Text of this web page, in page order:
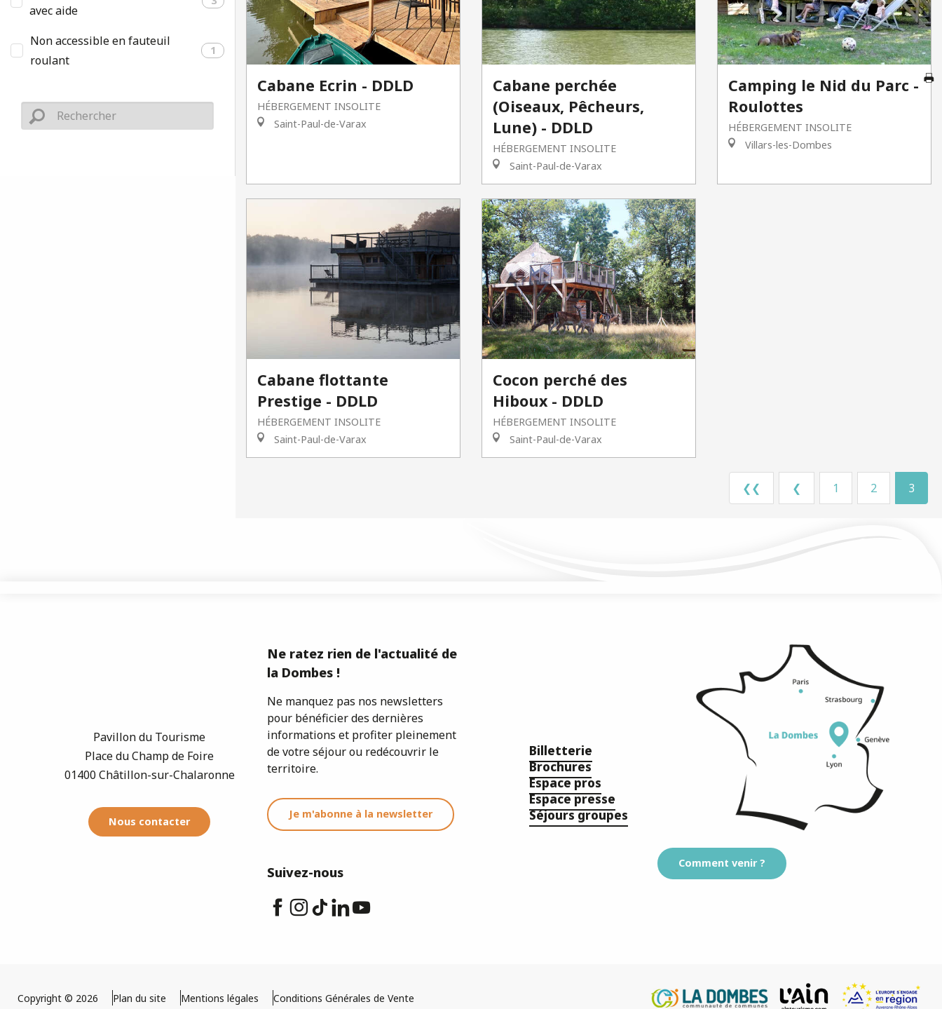
avec aide
Non accessible en fauteuil
roulant
1
Cabane Ecrin - DDLD
HÉBERGEMENT INSOLITE
Saint-Paul-de-Varax
Cabane perchée
(Oiseaux, Pêcheurs,
Lune) - DDLD
HÉBERGEMENT INSOLITE
Saint-Paul-de-Varax
Camping le Nid du Parc -
Roulottes
HÉBERGEMENT INSOLITE
Villars-les-Dombes
Cabane flottante
Prestige - DDLD
HÉBERGEMENT INSOLITE
Saint-Paul-de-Varax
Cocon perché des
Hiboux - DDLD
HÉBERGEMENT INSOLITE
Saint-Paul-de-Varax
❮❮ ❮ 1 2 3
Pavillon du Tourisme
Place du Champ de Foire
01400 Châtillon-sur-Chalaronne
Nous contacter
Ne ratez rien de l'actualité de
la Dombes !
Ne manquez pas nos newsletters
pour bénéficier des dernières
informations et profiter pleinement
de votre séjour ou redécouvrir le
territoire.
Je m'abonne à la newsletter
Suivez-nous
Billetterie
Brochures
Espace pros
Espace presse
Séjours groupes
Comment venir ?
Copyright © 2026 Plan du site Mentions légales Conditions Générales de Vente